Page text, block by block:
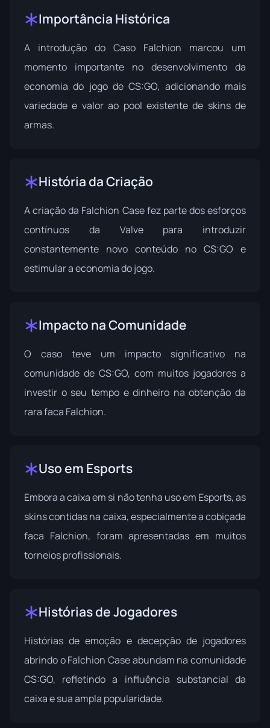
Importância Histórica
A introdução do Caso Falchion marcou um
momento importante no desenvolvimento da
economia do jogo de CS:GO, adicionando mais
variedade e valor ao pool existente de skins de
armas.
História da Criação
A criação da Falchion Case fez parte dos esforços
contínuos da Valve para introduzir
constantemente novo conteúdo no CS:GO e
estimular a economia do jogo.
Impacto na Comunidade
O caso teve um impacto significativo na
comunidade de CS:GO, com muitos jogadores a
investir o seu tempo e dinheiro na obtenção da
rara faca Falchion.
Uso em Esports
Embora a caixa em si não tenha uso em Esports, as
skins contidas na caixa, especialmente a cobiçada
faca Falchion, foram apresentadas em muitos
torneios profissionais.
Histórias de Jogadores
Histórias de emoção e decepção de jogadores
abrindo o Falchion Case abundam na comunidade
CS:GO, refletindo a influência substancial da
caixa e sua ampla popularidade.